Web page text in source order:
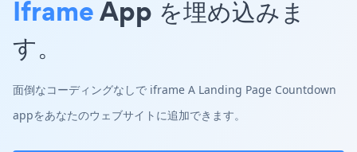
IframeApp を埋め込みま
す。
面倒なコーディングなしで iframe A Landing Page Countdown
appをあなたのウェブサイトに追加できます。